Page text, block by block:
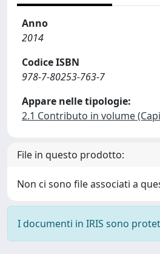
Anno
2014
Codice ISBN
978-7-80253-763-7
Appare nelle tipologie:
2.1 Contributo in volume
File in questo prodotto:
Non ci sono file associati a
I documenti in IRIS sono